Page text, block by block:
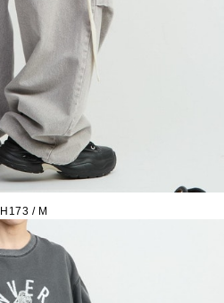
H173 / M